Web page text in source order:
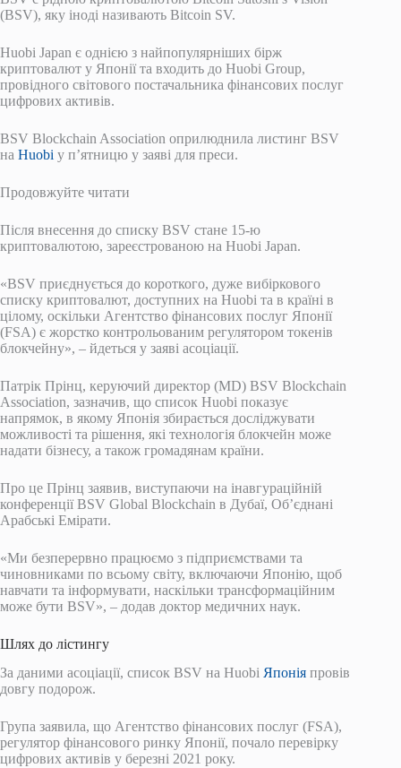
(BSV), яку іноді називають Bitcoin SV.
Huobi Japan є однією з найпопулярніших бірж
криптовалют у Японії та входить до Huobi Group,
провідного світового постачальника фінансових послуг
цифрових активів.
BSV Blockchain Association оприлюднила листинг BSV
на Huobi у п’ятницю у заяві для преси.
Продовжуйте читати
Після внесення до списку BSV стане 15-ю
криптовалютою, зареєстрованою на Huobi Japan.
«BSV приєднується до короткого, дуже вибіркового
списку криптовалют, доступних на Huobi та в країні в
цілому, оскільки Агентство фінансових послуг Японії
(FSA) є жорстко контрольованим регулятором токенів
блокчейну», – йдеться у заяві асоціації.
Патрік Прінц, керуючий директор (MD) BSV Blockchain
Association, зазначив, що список Huobi показує
напрямок, в якому Японія збирається досліджувати
можливості та рішення, які технологія блокчейн може
надати бізнесу, а також громадянам країни.
Про це Прінц заявив, виступаючи на інавгураційній
конференції BSV Global Blockchain в Дубаї, Об’єднані
Арабські Емірати.
«Ми безперервно працюємо з підприємствами та
чиновниками по всьому світу, включаючи Японію, щоб
навчати та інформувати, наскільки трансформаційним
може бути BSV», – додав доктор медичних наук.
Шлях до лістингу
За даними асоціації, список BSV на Huobi Японія провів
довгу подорож.
Група заявила, що Агентство фінансових послуг (FSA),
регулятор фінансового ринку Японії, почало перевірку
цифрових активів у березні 2021 року.